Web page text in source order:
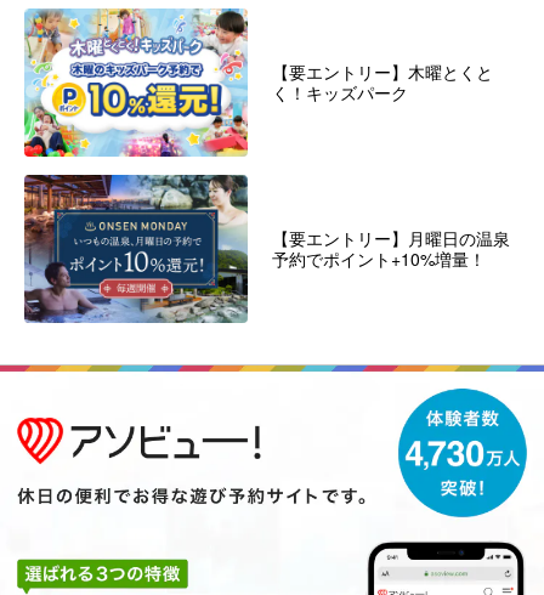
【要エントリー】木曜とくと
く！キッズパーク
【要エントリー】月曜日の温泉
予約でポイント+10%増量！